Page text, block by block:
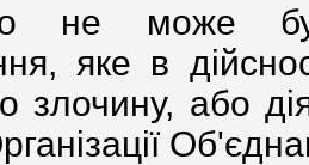
не може
яке в
злочину, або